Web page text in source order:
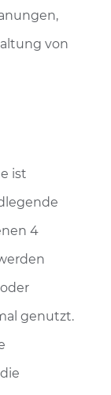
von
ist
4
genutzt.